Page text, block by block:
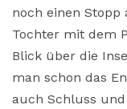
noch einen Stopp
Tochter mit dem
Blick über die
man schon das
auch Schluss